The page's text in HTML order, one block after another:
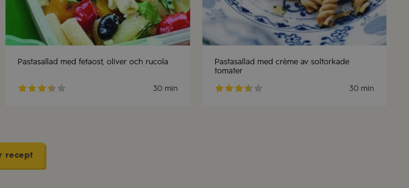
Pastasallad med fetaost, oliver och rucola
30 min
Pastasallad med crème av soltorkade
tomater
30 min
recept